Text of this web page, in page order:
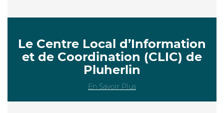
Le Centre Local d’Information
et de Coordination (CLIC) de
Pluherlin
En Savoir Plus